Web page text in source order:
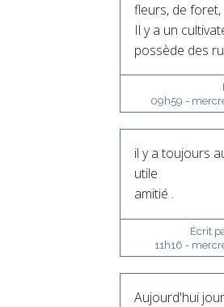
fleurs, de foret,
Il y a un
possède des
09h59 -
il y a toujours
utile
amitié .
Écrit
11h16 -
Aujourd'hui